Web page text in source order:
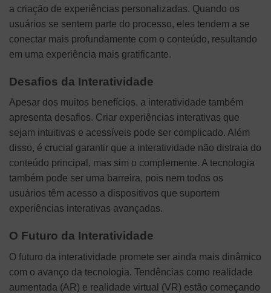
a criação de experiências personalizadas. Quando os
usuários se sentem parte do processo, eles tendem a se
conectar mais profundamente com o conteúdo, resultando
em uma experiência mais gratificante.
Desafios da Interatividade
Apesar dos muitos benefícios, a interatividade também
apresenta desafios. Criar experiências interativas que
sejam intuitivas e acessíveis pode ser complicado. Além
disso, é crucial garantir que a interatividade não distraia do
conteúdo principal, mas sim o complemente. A tecnologia
também pode ser uma barreira, pois nem todos os
usuários têm acesso a dispositivos que suportem
experiências interativas avançadas.
O Futuro da Interatividade
O futuro da interatividade promete ser ainda mais dinâmico
com o avanço da tecnologia. Tendências como realidade
aumentada (AR) e realidade virtual (VR) estão começando